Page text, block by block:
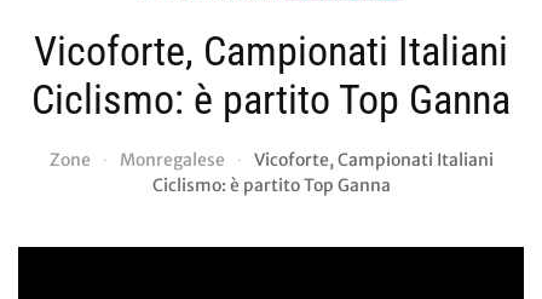
Vicoforte, Campionati Italiani
Ciclismo: è partito Top Ganna
Zone Monregalese
Vicoforte, Campionati Italiani
Ciclismo: è partito Top Ganna